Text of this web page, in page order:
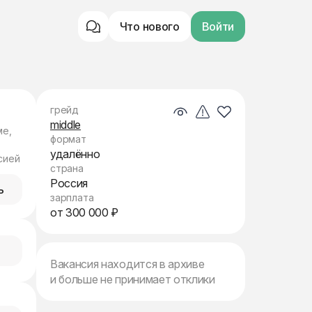
Что нового Войти
грейд
middle
формат
удалённо
страна
Россия
зарплата
от 300 000 ₽
Вакансия находится в архиве
и больше не принимает отклики